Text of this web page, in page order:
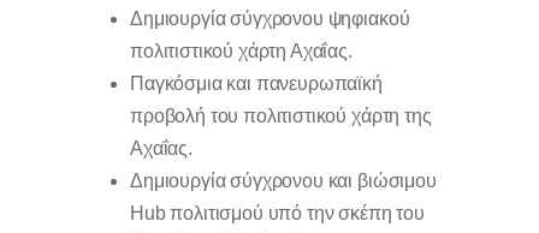
Δημιουργία σύγχρονου ψηφιακού
πολιτιστικού χάρτη Αχαΐας.
Παγκόσμια και πανευρωπαϊκή
προβολή του πολιτιστικού χάρτη της
Αχαΐας.
Δημιουργία σύγχρονου και βιώσιμου
Hub πολιτισμού υπό την σκέπη του